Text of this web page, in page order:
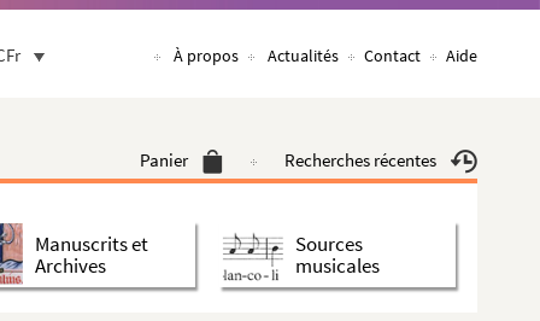
À propos Actualités Contact Aide
Panier Recherches récentes
Manuscrits et
Archives
Sources
musicales